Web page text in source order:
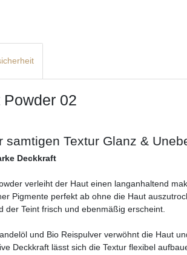
02
samtigen Textur Glanz &
Deckkraft
verleiht der Haut einen langanhaltend
Pigmente perfekt ab ohne die Haut
der Teint frisch und ebenmäßig erscheint.
und Bio Reispulver verwöhnt die Haut
Deckkraft lässt sich die Textur flexibel